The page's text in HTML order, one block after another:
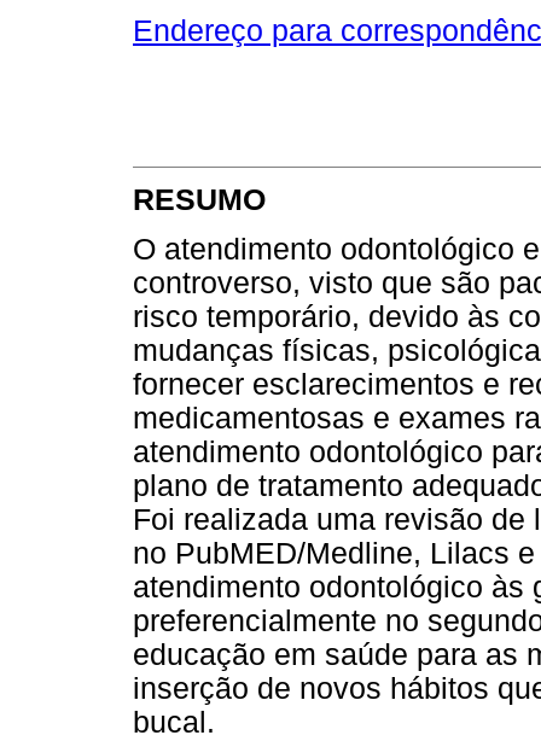
Endereço para
RESUMO
O atendimento odontológico
controverso, visto que são
risco temporário, devido às
mudanças físicas,
fornecer esclarecimentos e
medicamentosas e exames
atendimento odontológico
plano de tratamento
Foi realizada uma revisão
no PubMED/Medline, Lilacs
atendimento odontológico às
preferencialmente no
educação em saúde para as
inserção de novos hábitos
bucal.